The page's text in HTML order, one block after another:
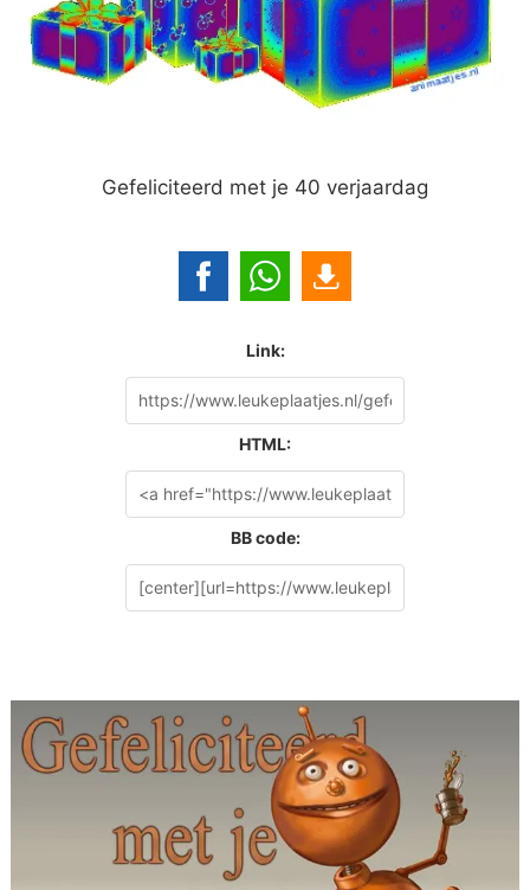
Gefeliciteerd met je 40 verjaardag
Link:
HTML:
BB code: